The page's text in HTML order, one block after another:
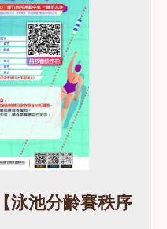
泳池分齡賽秩序